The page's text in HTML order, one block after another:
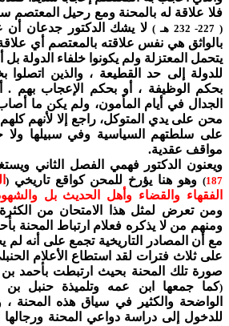
فلا علاقة له بالمحنة ومع رحيل المعتصم
( 227- 232 هـ )
لا يشك الدكتور جدعان أن
بالواثق هي نفس علاقته بالمعتصم أي علاقة
يتحمل المعتزلة ولم يكونوا خلفاء الدولة
للدولة إلى حد القطيعة ، والذين اتصلوا
بحكم الوظيفة ، أو بحكم الإعجاب
الجدال في أيام المأمون، ولم يكن ما
محن على يدي المتوكل، راجع إلا لأنهم كلهم
على سلطتهم السياسية وفي سبيلها
مواقف عقدية.
ويعنون الدكتور فهمي الفصل الثاني
187
)وهو هنا يؤرخ للمحن كواقع تاريخي(
الفقهاء والقضاء وأهل الحديث بل
ومن تعرض لمثل هذا الامتحان من
ومنهم من لا يذكره فعلام ارتباط المحنة
مع أن المصادر التاريخية تجمع على أنه لم
على ثلاث فترات لقد استطاع الأعلام
صورة تلك المحنة بحيث ارتبطت بأحمد بن
(كما جمعها ابن عمه وتلميذة حنبل
الواضحة والكثير في سياق هذه المحنة
للدخول إلى دراسة دواعي المحنة